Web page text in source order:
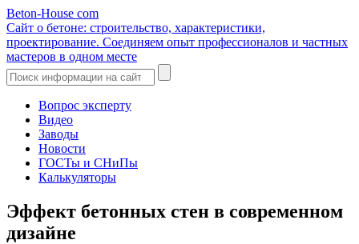
Beton-House com
Сайт о бетоне: строительство, характеристики,
проектирование. Соединяем опыт профессионалов и частных
мастеров в одном месте
Вопрос эксперту
Видео
Заводы
Новости
ГОСТы и СНиПы
Калькуляторы
Эффект бетонных стен в современном
дизайне